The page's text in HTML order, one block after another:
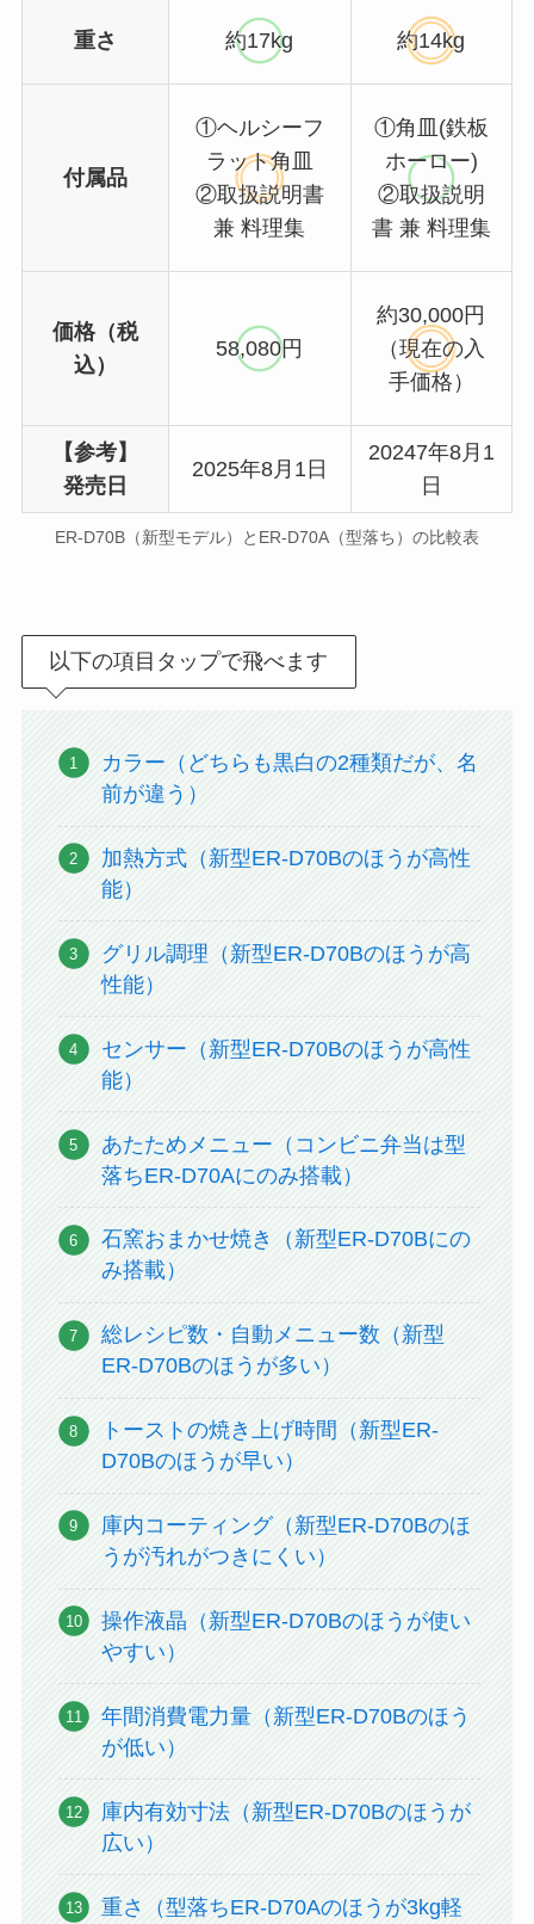
重さ 約17kg 約14kg
付属品
①ヘルシーフ
ラット角皿
②取扱説明書
兼 料理集
①角皿(鉄板
ホーロー)
②取扱説明
書 兼 料理集
価格（税
込）
58,080円
約30,000円
（現在の入
手価格）
【参考】
発売日
2025年8月1日
20247年8月1
日
ER-D70B（新型モデル）とER-D70A（型落ち）の比較表
以下の項目タップで飛べます
カラー（どちらも黒白の2種類だが、名
前が違う）
加熱方式（新型ER-D70Bのほうが高性
能）
グリル調理（新型ER-D70Bのほうが高
性能）
センサー（新型ER-D70Bのほうが高性
能）
あたためメニュー（コンビニ弁当は型
落ちER-D70Aにのみ搭載）
石窯おまかせ焼き（新型ER-D70Bにの
み搭載）
総レシピ数・自動メニュー数（新型
ER-D70Bのほうが多い）
トーストの焼き上げ時間（新型ER-
D70Bのほうが早い）
庫内コーティング（新型ER-D70Bのほ
うが汚れがつきにくい）
操作液晶（新型ER-D70Bのほうが使い
やすい）
年間消費電力量（新型ER-D70Bのほう
が低い）
庫内有効寸法（新型ER-D70Bのほうが
広い）
重さ（型落ちER-D70Aのほうが3kg軽